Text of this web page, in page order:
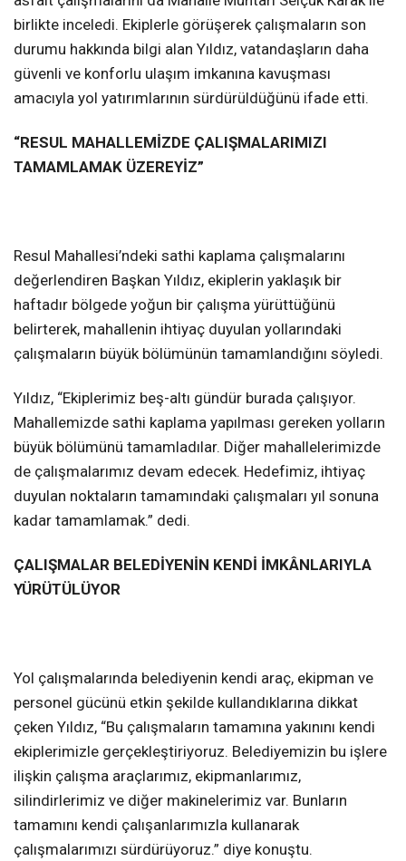
birlikte inceledi. Ekiplerle görüşerek çalışmaların son
durumu hakkında bilgi alan Yıldız, vatandaşların daha
güvenli ve konforlu ulaşım imkanına kavuşması
amacıyla yol yatırımlarının sürdürüldüğünü ifade etti.
“RESUL MAHALLEMİZDE ÇALIŞMALARIMIZI
TAMAMLAMAK ÜZEREYİZ”
Resul Mahallesi’ndeki sathi kaplama çalışmalarını
değerlendiren Başkan Yıldız, ekiplerin yaklaşık bir
haftadır bölgede yoğun bir çalışma yürüttüğünü
belirterek, mahallenin ihtiyaç duyulan yollarındaki
çalışmaların büyük bölümünün tamamlandığını söyledi.
Yıldız, “Ekiplerimiz beş-altı gündür burada çalışıyor.
Mahallemizde sathi kaplama yapılması gereken yolların
büyük bölümünü tamamladılar. Diğer mahallelerimizde
de çalışmalarımız devam edecek. Hedefimiz, ihtiyaç
duyulan noktaların tamamındaki çalışmaları yıl sonuna
kadar tamamlamak.” dedi.
ÇALIŞMALAR BELEDİYENİN KENDİ İMKÂNLARIYLA
YÜRÜTÜLÜYOR
Yol çalışmalarında belediyenin kendi araç, ekipman ve
personel gücünü etkin şekilde kullandıklarına dikkat
çeken Yıldız, “Bu çalışmaların tamamına yakınını kendi
ekiplerimizle gerçekleştiriyoruz. Belediyemizin bu işlere
ilişkin çalışma araçlarımız, ekipmanlarımız,
silindirlerimiz ve diğer makinelerimiz var. Bunların
tamamını kendi çalışanlarımızla kullanarak
çalışmalarımızı sürdürüyoruz.” diye konuştu.